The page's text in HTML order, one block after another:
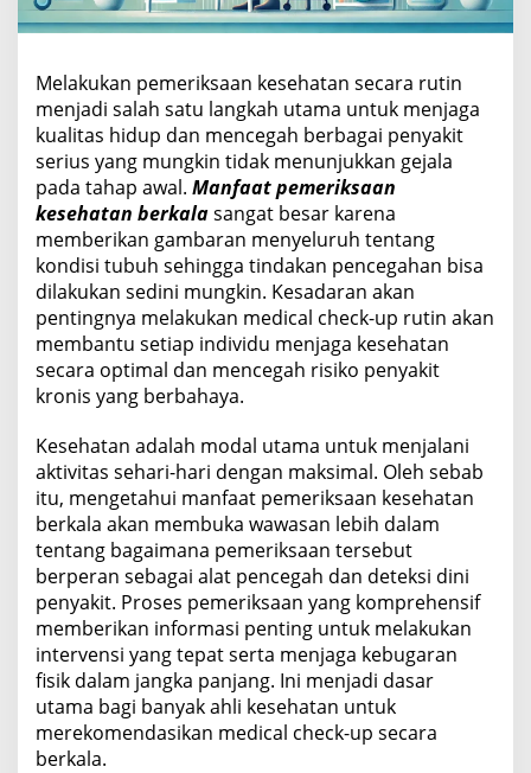
s
e
a
t
a
n
B
e
k
a
l
a
Melakukan pemeriksaan kesehatan secara rutin
menjadi salah satu langkah utama untuk menjaga
kualitas hidup dan mencegah berbagai penyakit
serius yang mungkin tidak menunjukkan gejala
pada tahap awal. Manfaat pemeriksaan
kesehatan berkalasangat besar karena
memberikan gambaran menyeluruh tentang
kondisi tubuh sehingga tindakan pencegahan bisa
dilakukan sedini mungkin. Kesadaran akan
pentingnya melakukan medical check-up rutin akan
membantu setiap individu menjaga kesehatan
secara optimal dan mencegah risiko penyakit
kronis yang berbahaya.
Kesehatan adalah modal utama untuk menjalani
aktivitas sehari-hari dengan maksimal. Oleh sebab
itu, mengetahui manfaat pemeriksaan kesehatan
berkala akan membuka wawasan lebih dalam
tentang bagaimana pemeriksaan tersebut
berperan sebagai alat pencegah dan deteksi dini
penyakit. Proses pemeriksaan yang komprehensif
memberikan informasi penting untuk melakukan
intervensi yang tepat serta menjaga kebugaran
fisik dalam jangka panjang. Ini menjadi dasar
utama bagi banyak ahli kesehatan untuk
merekomendasikan medical check-up secara
berkala.